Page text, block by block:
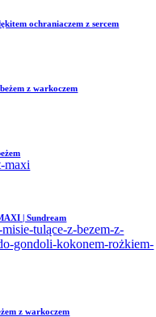
ochraniaczem z sercem
z warkoczem
| Sundream
z warkoczem